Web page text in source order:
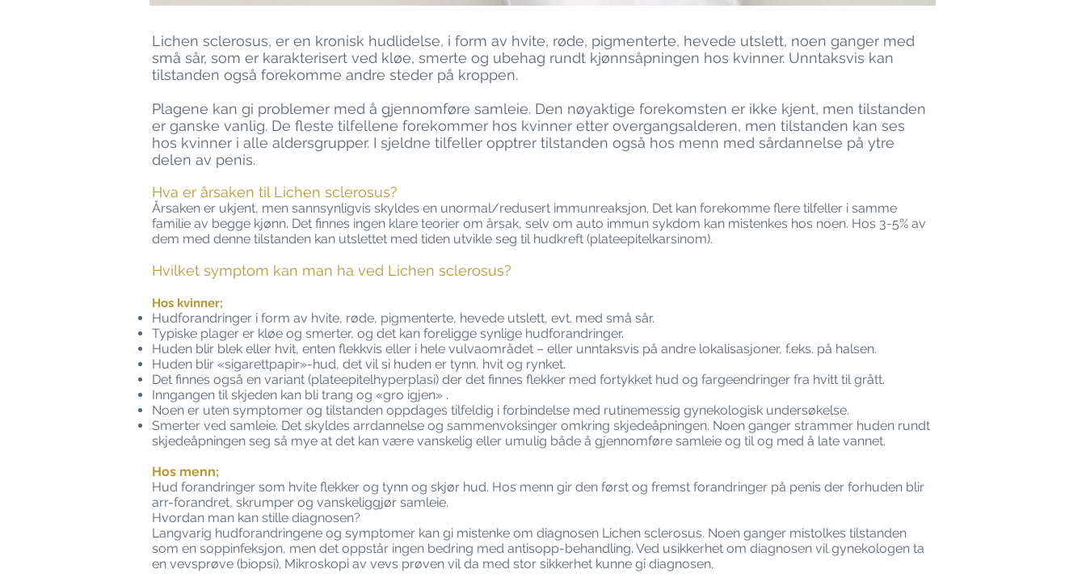
Lichen sclerosus, er en kronisk hudlidelse, i form av hvite, røde, pigmenterte, hevede utslett, noen ganger med
små sår, som er karakterisert ved kløe, smerte og ubehag rundt kjønnsåpningen hos kvinner. Unntaksvis kan
tilstanden også forekomme andre steder på kroppen.
Plagene kan gi problemer med å gjennomføre samleie. Den nøyaktige forekomsten er ikke kjent, men tilstanden
er ganske vanlig. De fleste tilfellene forekommer hos kvinner etter overgangsalderen, men tilstanden kan ses
hos kvinner i alle aldersgrupper. I sjeldne tilfeller opptrer tilstanden også hos menn med sårdannelse på ytre
delen av penis.
Hva er årsaken til Lichen sclerosus?
Årsaken er ukjent, men sannsynligvis skyldes en unormal/redusert immunreaksjon. Det kan forekomme flere tilfeller i samme
familie av begge kjønn. Det finnes ingen klare teorier om årsak, selv om auto immun sykdom kan mistenkes hos noen. Hos 3-5% av
dem med denne tilstanden kan utslettet med tiden utvikle seg til hudkreft (plateepitelkarsinom).
Hvilket symptom kan man ha ved Lichen sclerosus?
Hos kvinner;
Hudforandringer i form av hvite, røde, pigmenterte, hevede utslett, evt. med små sår.
Typiske plager er kløe og smerter, og det kan foreligge synlige hudforandringer.
Huden blir blek eller hvit, enten flekkvis eller i hele vulvaområdet – eller unntaksvis på andre lokalisasjoner, f.eks. på halsen.
Huden blir «sigarettpapir»-hud, det vil si huden er tynn, hvit og rynket.
Det finnes også en variant (plateepitelhyperplasi) der det finnes flekker med fortykket hud og fargeendringer fra hvitt til grått.
Inngangen til skjeden kan bli trang og «gro igjen» .
Noen er uten symptomer og tilstanden oppdages tilfeldig i forbindelse med rutinemessig gynekologisk undersøkelse.
Smerter ved samleie. Det skyldes arrdannelse og sammenvoksinger omkring skjedeåpningen. Noen ganger strammer huden rundt
skjedeåpningen seg så mye at det kan være vanskelig eller umulig både å gjennomføre samleie og til og med å late vannet.
Hos menn;
Hud forandringer som hvite flekker og tynn og skjør hud. Hos menn gir den først og fremst forandringer på penis der forhuden blir
arr-forandret, skrumper og vanskeliggjør samleie.
Hvordan man kan stille diagnosen?
Langvarig hudforandringene og symptomer kan gi mistenke om diagnosen Lichen sclerosus. Noen ganger mistolkes tilstanden
som en soppinfeksjon, men det oppstår ingen bedring med antisopp-behandling. Ved usikkerhet om diagnosen vil gynekologen ta
en vevsprøve (biopsi). Mikroskopi av vevs prøven vil da med stor sikkerhet kunne gi diagnosen.